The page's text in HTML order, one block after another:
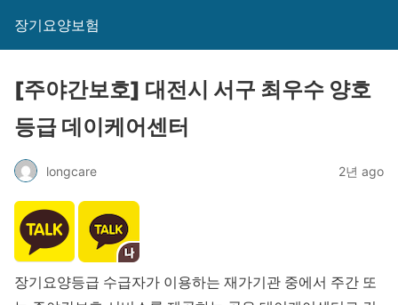
장기요양보험
[주야간보호] 대전시 서구 최우수 양호
등급 데이케어센터
longcare 2년 ago
장기요양등급 수급자가 이용하는 재가기관 중에서 주간 또